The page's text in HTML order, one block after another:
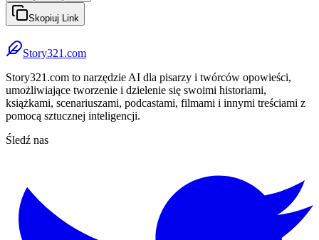
Skopiuj Link
Story321.com
Story321.com to narzędzie AI dla pisarzy i twórców opowieści,
umożliwiające tworzenie i dzielenie się swoimi historiami,
książkami, scenariuszami, podcastami, filmami i innymi treściami z
pomocą sztucznej inteligencji.
Śledź nas